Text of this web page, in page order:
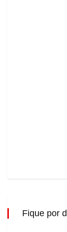
Fique por